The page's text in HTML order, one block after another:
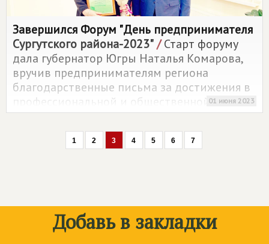
Завершился Форум "День предпринимателя
Сургутского района-2023"/Старт форуму
дала губернатор Югры Наталья Комарова,
вручив предпринимателям региона
благодарственные письма за достижения в
профессиональной и общественной
деятельности.
01 июня 2023
1 2 3 4 5 6 7
Добавь в закладки